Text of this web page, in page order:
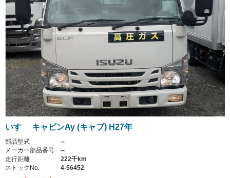
いすゞ キャビンAy (キャブ) H27年
部品型式
--
メーカー部品番号
--
走行距離
222千km
ストックNo.
4-56452